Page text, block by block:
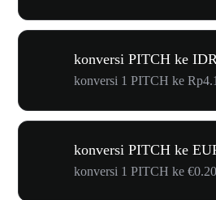
konversi PITCH ke
konversi 1 PITCH ke
konversi PITCH ke
konversi 1 PITCH ke